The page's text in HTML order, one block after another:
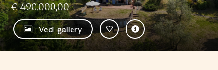
€ 490.000,00
Vedi gallery